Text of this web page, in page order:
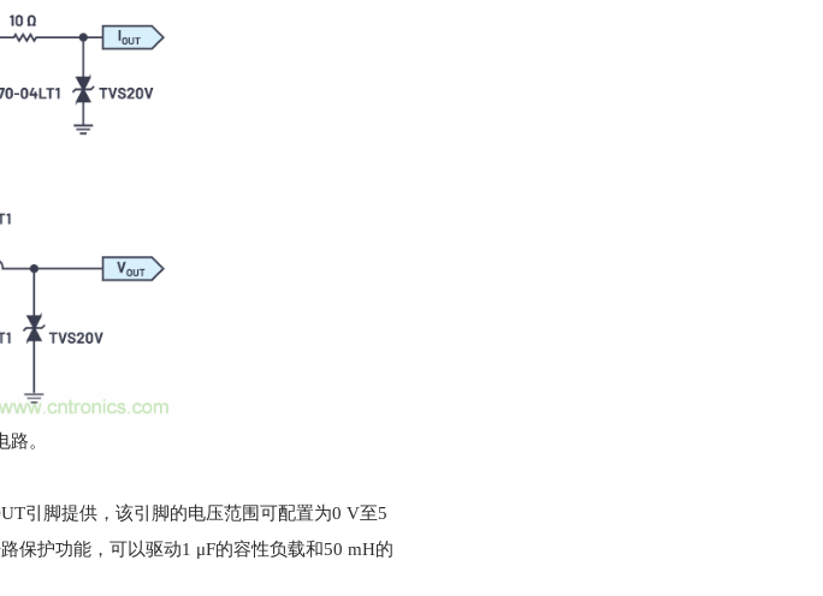
。
引脚提供，该引脚的电压范围可配置为0 V至5
保护功能，可以驱动1 μF的容性负载和50 mH的